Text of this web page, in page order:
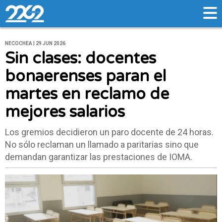
NECOCHEA | 29 JUN 2026
Sin clases: docentes
bonaerenses paran el
martes en reclamo de
mejores salarios
Los gremios decidieron un paro docente de 24 horas.
No sólo reclaman un llamado a paritarias sino que
demandan garantizar las prestaciones de IOMA.